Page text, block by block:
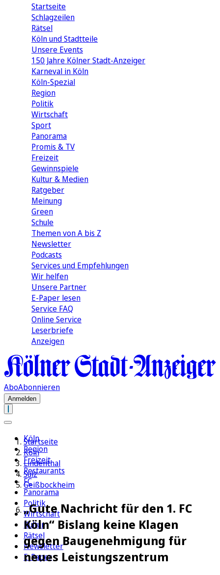
Startseite
Schlagzeilen
Rätsel
Köln und Stadtteile
Unsere Events
150 Jahre Kölner Stadt-Anzeiger
Karneval in Köln
Köln-Spezial
Region
Politik
Wirtschaft
Sport
Panorama
Promis & TV
Freizeit
Gewinnspiele
Kultur & Medien
Ratgeber
Meinung
Green
Schule
Themen von A bis Z
Newsletter
Podcasts
Services und Empfehlungen
Wir helfen
Unsere Partner
E-Paper lesen
Service FAQ
Online Service
Leserbriefe
Anzeigen
AboAbonnieren
Anmelden
Köln
Region
Freizeit
Restaurants
FC
Panorama
Politik
Wirtschaft
Kultur
Rätsel
Newsletter
E-Paper
Startseite
Köln
Lindenthal
Sülz
Geißbockheim
„Gute Nachricht für den 1. FC
Köln“ Bislang keine Klagen
gegen Baugenehmigung für
neues Leistungszentrum